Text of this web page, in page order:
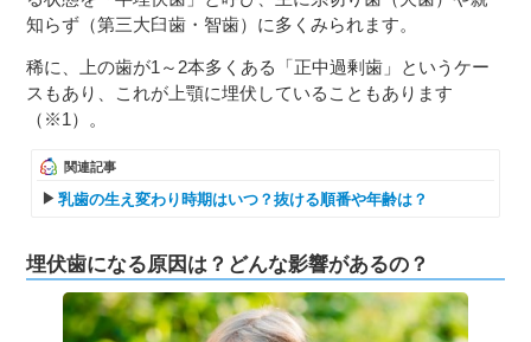
知らず（第三大臼歯・智歯）に多くみられます。
稀に、上の歯が1～2本多くある「正中過剰歯」というケー
スもあり、これが上顎に埋伏していることもあります
（※1）。
関連記事
乳歯の生え変わり時期はいつ？抜ける順番や年齢は？
埋伏歯になる原因は？どんな影響があるの？